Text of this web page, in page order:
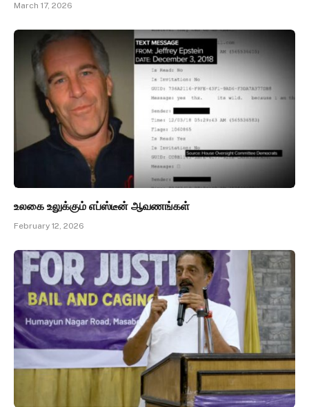
March 17, 2026
உலகை உலுக்கும் எப்ஸ்டீன் ஆவணங்கள்
February 12, 2026